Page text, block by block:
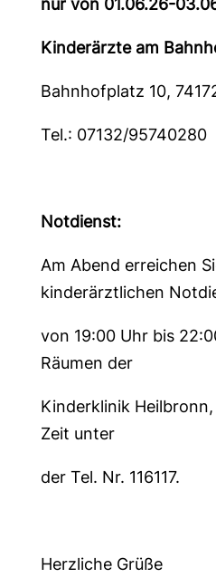
nur von 01.06.26-
Kinderärzte am
Bahnhofplatz 10,
Tel.: 07132/95740280
Notdienst:
Am Abend erreichen
kinderärztlichen
von 19:00 Uhr bis
Räumen der
Kinderklinik
Zeit unter
der Tel. Nr. 116117.
Herzliche Grüße